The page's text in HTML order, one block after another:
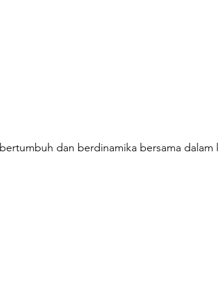
bertumbuh dan berdinamika bersama dalam